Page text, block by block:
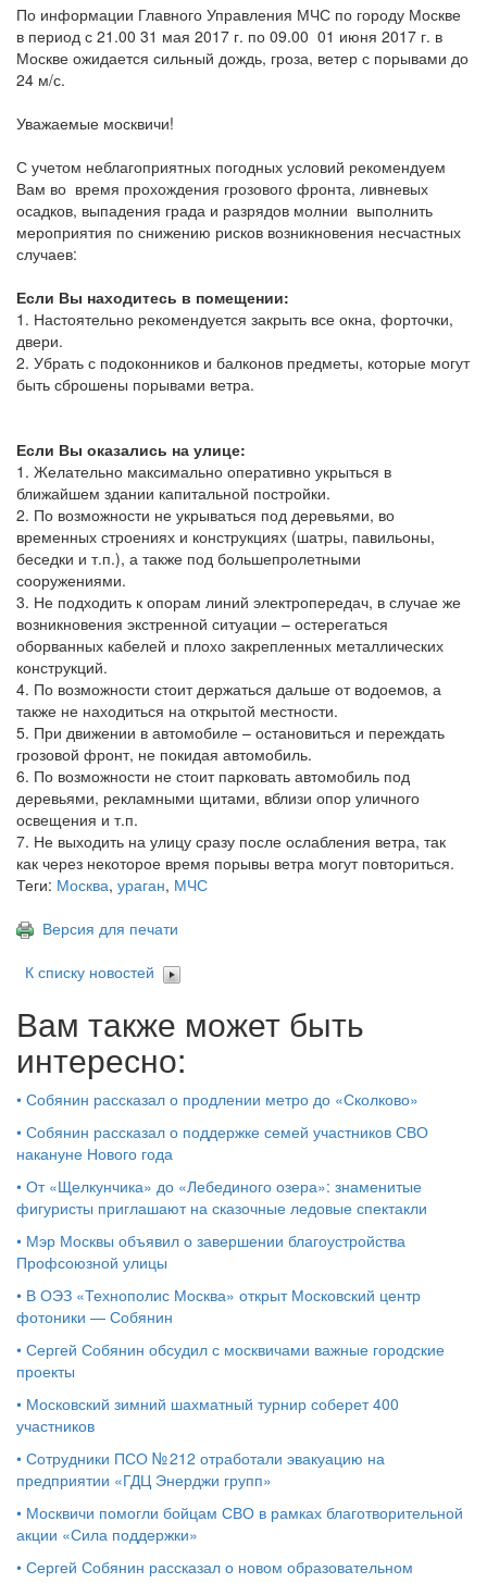
По информации Главного Управления МЧС по городу Москве
в период с 21.00 31 мая 2017 г. по 09.00 01 июня 2017 г. в
Москве ожидается сильный дождь, гроза, ветер с порывами до
24 м/с.
Уважаемые москвичи!
С учетом неблагоприятных погодных условий рекомендуем
Вам во время прохождения грозового фронта, ливневых
осадков, выпадения града и разрядов молнии выполнить
мероприятия по снижению рисков возникновения несчастных
случаев:
Если Вы находитесь в помещении:
1. Настоятельно рекомендуется закрыть все окна, форточки,
двери.
2. Убрать с подоконников и балконов предметы, которые могут
быть сброшены порывами ветра.
Если Вы оказались на улице:
1. Желательно максимально оперативно укрыться в
ближайшем здании капитальной постройки.
2. По возможности не укрываться под деревьями, во
временных строениях и конструкциях (шатры, павильоны,
беседки и т.п.), а также под большепролетными
сооружениями.
3. Не подходить к опорам линий электропередач, в случае же
возникновения экстренной ситуации – остерегаться
оборванных кабелей и плохо закрепленных металлических
конструкций.
4. По возможности стоит держаться дальше от водоемов, а
также не находиться на открытой местности.
5. При движении в автомобиле – остановиться и переждать
грозовой фронт, не покидая автомобиль.
6. По возможности не стоит парковать автомобиль под
деревьями, рекламными щитами, вблизи опор уличного
освещения и т.п.
7. Не выходить на улицу сразу после ослабления ветра, так
как через некоторое время порывы ветра могут повториться.
Теги: Москва, ураган, МЧС
Версия для печати
К списку новостей
Вам также может быть
интересно:
• Собянин рассказал о продлении метро до «Сколково»
• Собянин рассказал о поддержке семей участников СВО
накануне Нового года
• От «Щелкунчика» до «Лебединого озера»: знаменитые
фигуристы приглашают на сказочные ледовые спектакли
• Мэр Москвы объявил о завершении благоустройства
Профсоюзной улицы
• В ОЭЗ «Технополис Москва» открыт Московский центр
фотоники — Собянин
• Сергей Собянин обсудил с москвичами важные городские
проекты
• Московский зимний шахматный турнир соберет 400
участников
• Сотрудники ПСО № 212 отработали эвакуацию на
предприятии «ГДЦ Энерджи групп»
• Москвичи помогли бойцам СВО в рамках благотворительной
акции «Сила поддержки»
• Сергей Собянин рассказал о новом образовательном